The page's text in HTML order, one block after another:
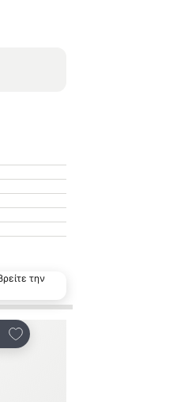
την
Προσθήκη στα αγαπημένα